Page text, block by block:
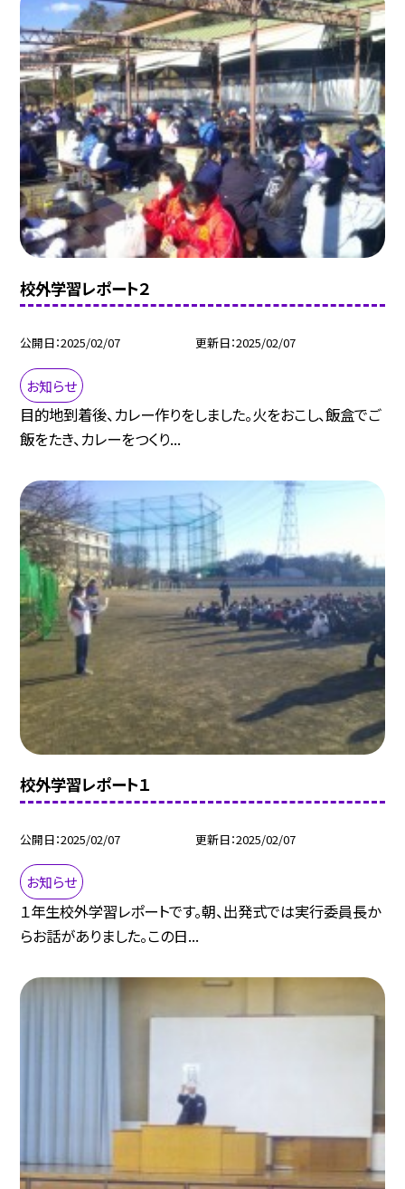
校外学習レポート２
公開日 2025/02/07 更新日 2025/02/07
お知らせ
目的地到着後、カレー作りをしました。火をおこし、飯盒でご
飯をたき、カレーをつくり...
校外学習レポート１
公開日 2025/02/07 更新日 2025/02/07
お知らせ
１年生校外学習レポートです。朝、出発式では実行委員長か
らお話がありました。この日...